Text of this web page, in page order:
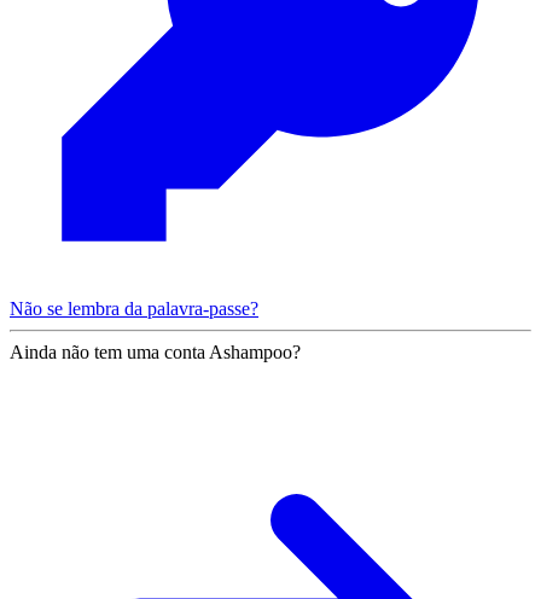
Não se lembra da palavra-passe?
Ainda não tem uma conta Ashampoo?